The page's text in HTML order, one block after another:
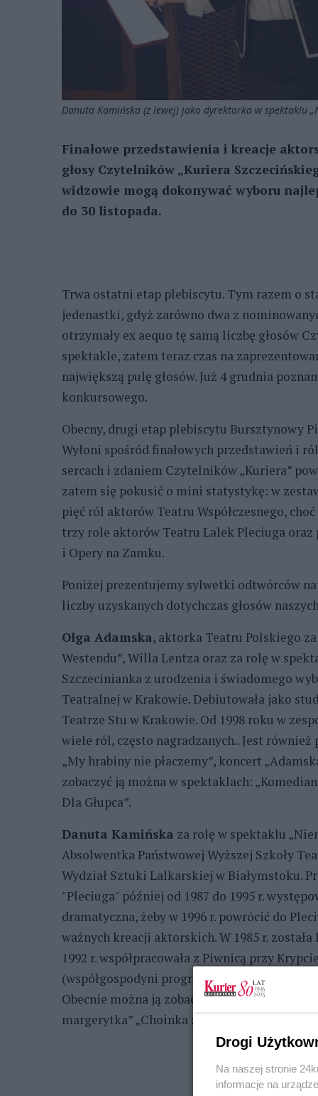
Danuta Kamińska (z lewej) jako dyrektorka w spektaklu
Finałowe przedstawienia i kreacje
głosy Czytelników „Kuriera
widzowie mogą dokonywać wyboru
do 30 listopada.
Trwa ostatni etap plebiscytu. Tym razem o
jedenastki, gdyż zarówno dwa z
otrzymały ex aequo tę samą liczbę głosów
spektakle, zatem teraz czas na
największą pulę głosów. Już 4 grudnia
konkursowego.
Obecny, drugi etap plebiscytu Bursztynowy
Wyłoni spośród finałowych przedstawień i
sercach i zdaniem Czytelników „Kuriera”
zatem się pokusić o mini statystykę: w
pięć ról aktorów Teatru Współczesnego,
trzy role aktorów Teatru Lalek Pleciuga
i Opery na Zamku.
Poniżej prezentujemy sylwetki odtwórców
liczby uzyskanych dotychczas głosów
Olga Adamska, aktorka Teatru Polskiego
Westendu”, Willa Lentza oraz za rolę w
Szczecinianka z urodzenia i świadomego
Teatralnej w Krakowie. Debiutowała jako
Teatrze Stu w Krakowie. Od 1998 roku w
wiele ról, często nagradzanych.. Jest
„My hrabiny nie płaczemy”, koncert
zobaczyć ją można w spektaklach:
Dla Głupca”.
Danuta Kamińska za rolę w spektaklu
Absolwentka Państwowej Wyższej Szkoły
Wydział Sztuki Lalkarskiej w Białymstoku.
"Pleciuga" później od 1987 do 1995 r.
dramatyczna, żeby w 1996 r. powrócić do
ważnych kreacji aktorskich. W 1985 r.
1992 r. współpracowała z Piwnicą przy
(współgospodyni programu "3-5-7"). Była
Obecnie można ją zobaczyć w spektaklach:
margerytka” „Choinka z bajkami”.
Drogi
Na naszej stronie
informacje na